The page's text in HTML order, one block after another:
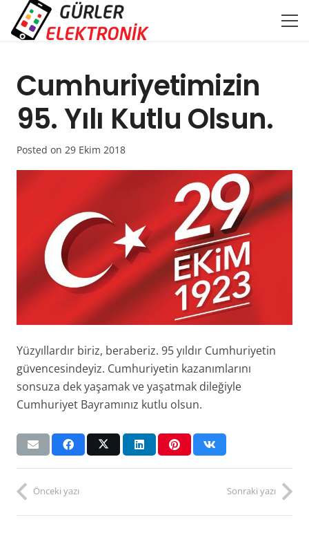
Cumhuriyetimizin
95. Yılı Kutlu Olsun.
Posted on 29 Ekim 2018
Yüzyıllardır biriz, beraberiz. 95 yıldır Cumhuriyetin
güvencesindeyiz. Cumhuriyetin kazanımlarını
sonsuza dek yaşamak ve yaşatmak dileğiyle
Cumhuriyet Bayramınız kutlu olsun.
Önceki yazı Sonraki yazı